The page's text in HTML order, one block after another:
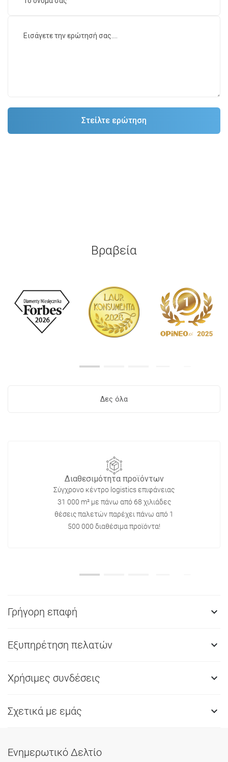
Βραβεία
Δες όλα
Διαθεσιμότητα προϊόντων
Σύγχρονο κέντρο logistics επιφάνειας
31 000 m² με πάνω από 68 χιλιάδες
θέσεις παλετών παρέχει πάνω από 1
500 000 διαθέσιμα προϊόντα!
Γρήγορη επαφή 
Εξυπηρέτηση πελατών 
Χρήσιμες συνδέσεις 
Σχετικά με εμάς 
Ενημερωτικό Δελτίο